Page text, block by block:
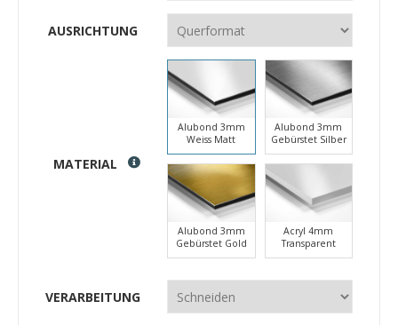
AUSRICHTUNG
MATERIAL
Alubond 3mm
Weiss Matt
Alubond 3mm
Gebürstet Silber
Alubond 3mm
Gebürstet Gold
Acryl 4mm
Transparent
VERARBEITUNG